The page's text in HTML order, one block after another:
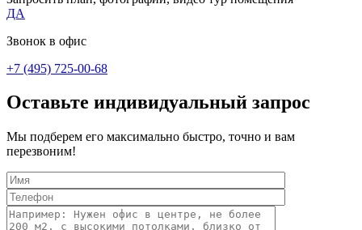
ДА
Звонок в офис
+7 (495) 725-00-68
Оставьте индивидуальный запрос
Мы подберем его максимально быстро, точно и вам
перезвоним!